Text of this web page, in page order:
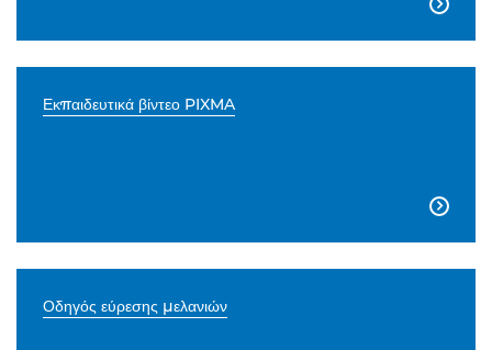

Εκπαιδευτικά βίντεο PIXMA

Οδηγός εύρεσης μελανιών